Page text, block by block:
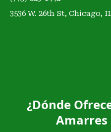
3536 W. 26th St, Chicago,
¿Dónde
Amarres